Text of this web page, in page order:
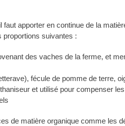
apporter en continue de la
proportions suivantes :
des vaches de la ferme, et
fécule de pomme de terre,
et utilisé pour compenser
de matière organique comme les